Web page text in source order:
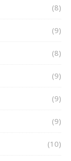
(8)
(9)
(8)
(9)
(9)
(9)
(10)